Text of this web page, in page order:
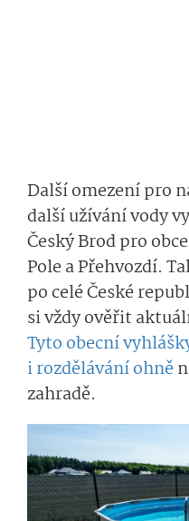
Další omezení pro
další užívání vody
Český Brod pro
Pole a Přehvozdí.
po celé České
si vždy ověřit
Tyto obecní
i rozdělávání ohně
zahradě.